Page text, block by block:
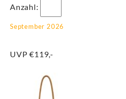
Anzahl:
September 2026
UVP €119,-